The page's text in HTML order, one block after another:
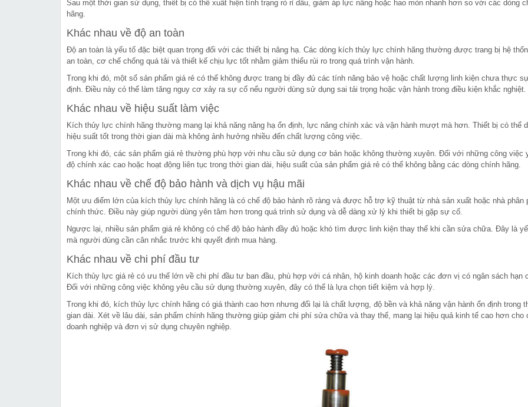
Sau một thời gian sử dụng, thiết bị có thể xuất hiện tình trạng rò rỉ dầu, giảm áp lực nâng hoặc hao mòn nhanh hơn so với các dòng
hãng.
Khác nhau về độ an toàn
Độ an toàn là yếu tố đặc biệt quan trọng đối với các thiết bị nâng hạ. Các dòng kích thủy lực chính hãng thường được trang bị hệ
an toàn, cơ chế chống quá tải và thiết kế chịu lực tốt nhằm giảm thiểu rủi ro trong quá trình vận hành.
Trong khi đó, một số sản phẩm giá rẻ có thể không được trang bị đầy đủ các tính năng bảo vệ hoặc chất lượng linh kiện chưa thực
định. Điều này có thể làm tăng nguy cơ xảy ra sự cố nếu người dùng sử dụng sai tải trọng hoặc vận hành trong điều kiện khắc nghiệt.
Khác nhau về hiệu suất làm việc
Kích thủy lực chính hãng thường mang lại khả năng nâng hạ ổn định, lực nâng chính xác và vận hành mượt mà hơn. Thiết bị có thể
hiệu suất tốt trong thời gian dài mà không ảnh hưởng nhiều đến chất lượng công việc.
Trong khi đó, các sản phẩm giá rẻ thường phù hợp với nhu cầu sử dụng cơ bản hoặc không thường xuyên. Đối với những công việc
độ chính xác cao hoặc hoạt động liên tục trong thời gian dài, hiệu suất của sản phẩm giá rẻ có thể không bằng các dòng chính hãng.
Khác nhau về chế độ bảo hành và dịch vụ hậu mãi
Một ưu điểm lớn của kích thủy lực chính hãng là có chế độ bảo hành rõ ràng và được hỗ trợ kỹ thuật từ nhà sản xuất hoặc nhà phân
chính thức. Điều này giúp người dùng yên tâm hơn trong quá trình sử dụng và dễ dàng xử lý khi thiết bị gặp sự cố.
Ngược lại, nhiều sản phẩm giá rẻ không có chế độ bảo hành đầy đủ hoặc khó tìm được linh kiện thay thế khi cần sửa chữa. Đây là
mà người dùng cần cân nhắc trước khi quyết định mua hàng.
Khác nhau về chi phí đầu tư
Kích thủy lực giá rẻ có ưu thế lớn về chi phí đầu tư ban đầu, phù hợp với cá nhân, hộ kinh doanh hoặc các đơn vị có ngân sách hạn
Đối với những công việc không yêu cầu sử dụng thường xuyên, đây có thể là lựa chọn tiết kiệm và hợp lý.
Trong khi đó, kích thủy lực chính hãng có giá thành cao hơn nhưng đổi lại là chất lượng, độ bền và khả năng vận hành ổn định trong
gian dài. Xét về lâu dài, sản phẩm chính hãng thường giúp giảm chi phí sửa chữa và thay thế, mang lại hiệu quả kinh tế cao hơn cho
doanh nghiệp và đơn vị sử dụng chuyên nghiệp.